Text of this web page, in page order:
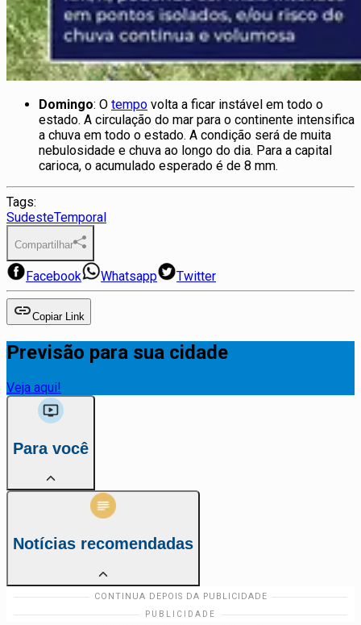
Domingo: O tempo volta a ficar instável em todo o
estado. A circulação do mar para o continente intensifica
a chuva em todo o estado. A condição será de muita
nebulosidade e chuva ao longo do dia. Para a capital
carioca, o acumulado esperado é de 8 mm.
Tags:
SudesteTemporal
Compartilhar
Facebook Whatsapp Twitter
Copiar Link
Previsão para sua cidade
Veja aqui!
Para você
Notícias recomendadas